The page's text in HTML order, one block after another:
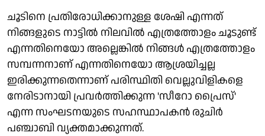
ചൂടിനെ പ്രതിരോധിക്കാനുള്ള ശേഷി എന്നത്
നിങ്ങളുടെ നാട്ടിൽ നിലവിൽ എത്രത്തോളം ചൂടുണ്ട്
എന്നതിനെയോ അല്ലെങ്കിൽ നിങ്ങൾ എത്രത്തോളം
സമ്പന്നനാണ് എന്നതിനെയോ ആശ്രയിച്ചല്ല
ഇരിക്കുന്നതെന്നാണ് പരിസ്ഥിതി വെല്ലുവിളികളെ
നേരിടാനായി പ്രവർത്തിക്കുന്ന 'സീറോ പ്രൈസ്'
എന്ന സംഘടനയുടെ സഹസ്ഥാപകൻ രുചിർ
പഞ്ചാബി വ്യക്തമാക്കുന്നത്.